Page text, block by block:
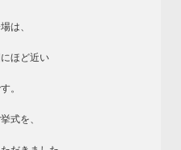
は、
ほど近い
。
式を、